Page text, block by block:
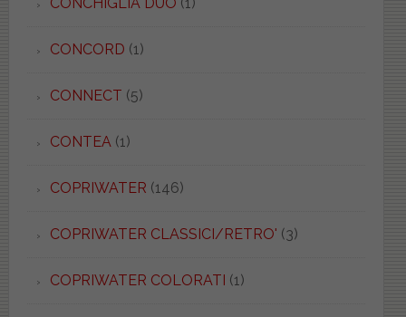
CONCORD (1)
CONNECT (5)
CONTEA(1)
COPRIWATER (146)
COPRIWATER CLASSICI/RETRO' (3)
COPRIWATER COLORATI (1)